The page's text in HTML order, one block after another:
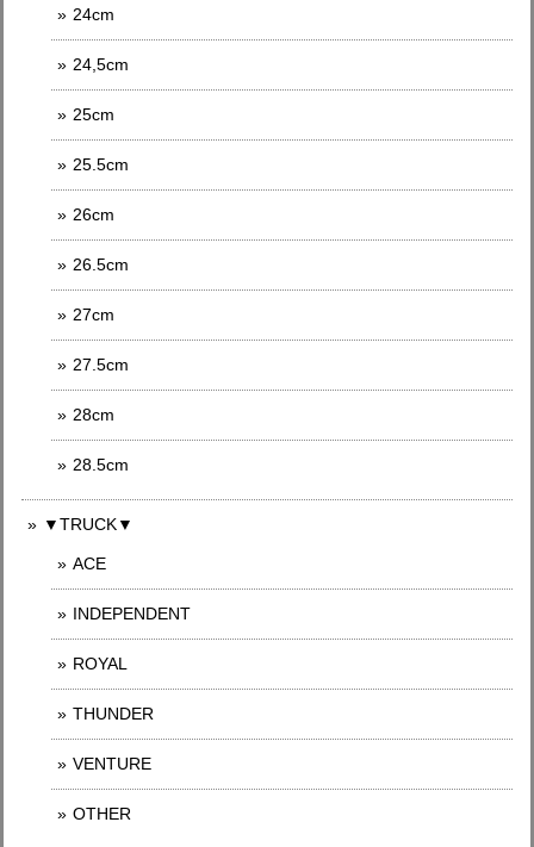
24cm
24,5cm
25cm
25.5cm
26cm
26.5cm
27cm
27.5cm
28cm
28.5cm
▼TRUCK▼
ACE
INDEPENDENT
ROYAL
THUNDER
VENTURE
OTHER